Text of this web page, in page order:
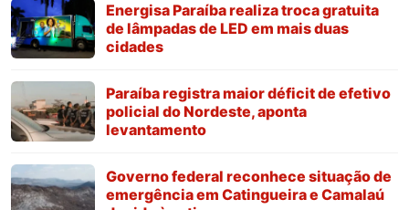
Energisa Paraíba realiza troca gratuita
de lâmpadas de LED em mais duas
cidades
Paraíba registra maior déficit de efetivo
policial do Nordeste, aponta
levantamento
Governo federal reconhece situação de
emergência em Catingueira e Camalaú